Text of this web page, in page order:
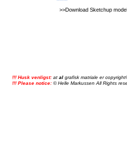
>>Download Sketchup
!!! Husk venligst: at al grafisk matriale er
!!! Please notice: © Helle Markussen All Rights